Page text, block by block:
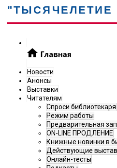
"ТЫСЯЧЕЛЕТИЕ
Новости
Анонсы
Выставки
Читателям
Спроси библиотекаря
Режим работы
Предварительная
ON-LINE ПРОДЛЕНИЕ
Книжные новинки в
Действующие
Онлайн-тесты